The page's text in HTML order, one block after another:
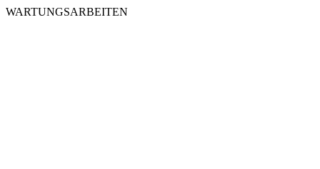
WARTUNGSARBEITEN